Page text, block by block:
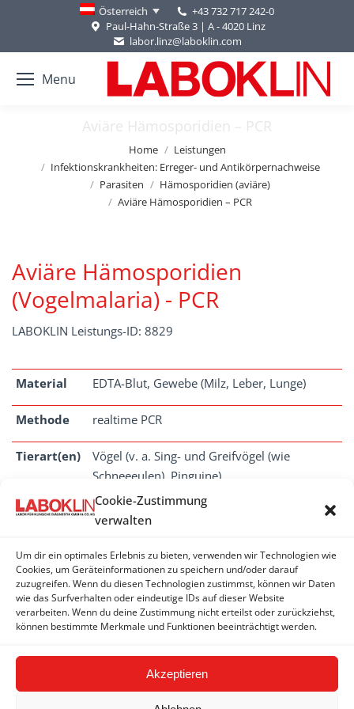
Cookie-Zustimmung
verwalten
Um dir ein optimales Erlebnis zu bieten, verwenden wir Technologien wie
Cookies, um Geräteinformationen zu speichern und/oder darauf
zuzugreifen. Wenn du diesen Technologien zustimmst, können wir Daten
wie das Surfverhalten oder eindeutige IDs auf dieser Website
verarbeiten. Wenn du deine Zustimmung nicht erteilst oder zurückziehst,
können bestimmte Merkmale und Funktionen beeinträchtigt werden.
Akzeptieren
Österreich
+43 732 717 242-0
Paul-Hahn-Straße 3 | A - 4020 Linz
labor.linz@laboklin.com
Menu
Aviäre Hämosporidien – PCR
Home
Leistungen
Infektionskrankheiten: Erreger- und Antikörpernachweise
Parasiten
Hämosporidien (aviäre)
Aviäre Hämosporidien – PCR
Aviäre Hämosporidien
(Vogelmalaria) - PCR
LABOKLIN Leistungs-ID: 8829
Material EDTA-Blut, Gewebe (Milz, Leber, Lunge)
Methode realtime PCR
Tierart(en)
Vögel (v. a. Sing- und Greifvögel (wie
Schneeeulen), Pinguine)
Dauer 1 - 3 Tage
HäMOSPORIDIEN (AVIäRE)
Aviäre Hämosporidien - PCR